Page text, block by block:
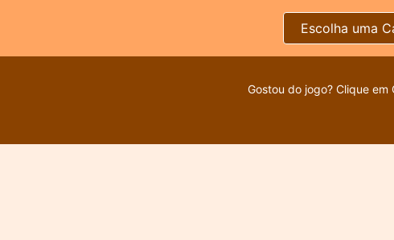
Escolha uma
Gostou do jogo? Clique em